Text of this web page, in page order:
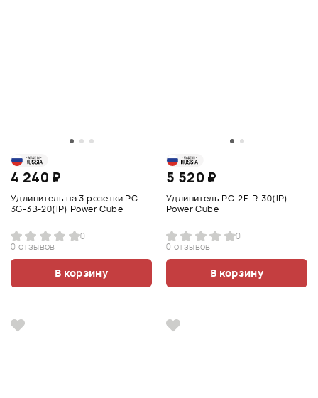
4 240 ₽
Удлинитель на 3 розетки PC-
3G-3B-20(IP) Power Cube
0
0 отзывов
В корзину
5 520 ₽
Удлинитель PC-2F-R-30(IP)
Power Cube
0
0 отзывов
В корзину